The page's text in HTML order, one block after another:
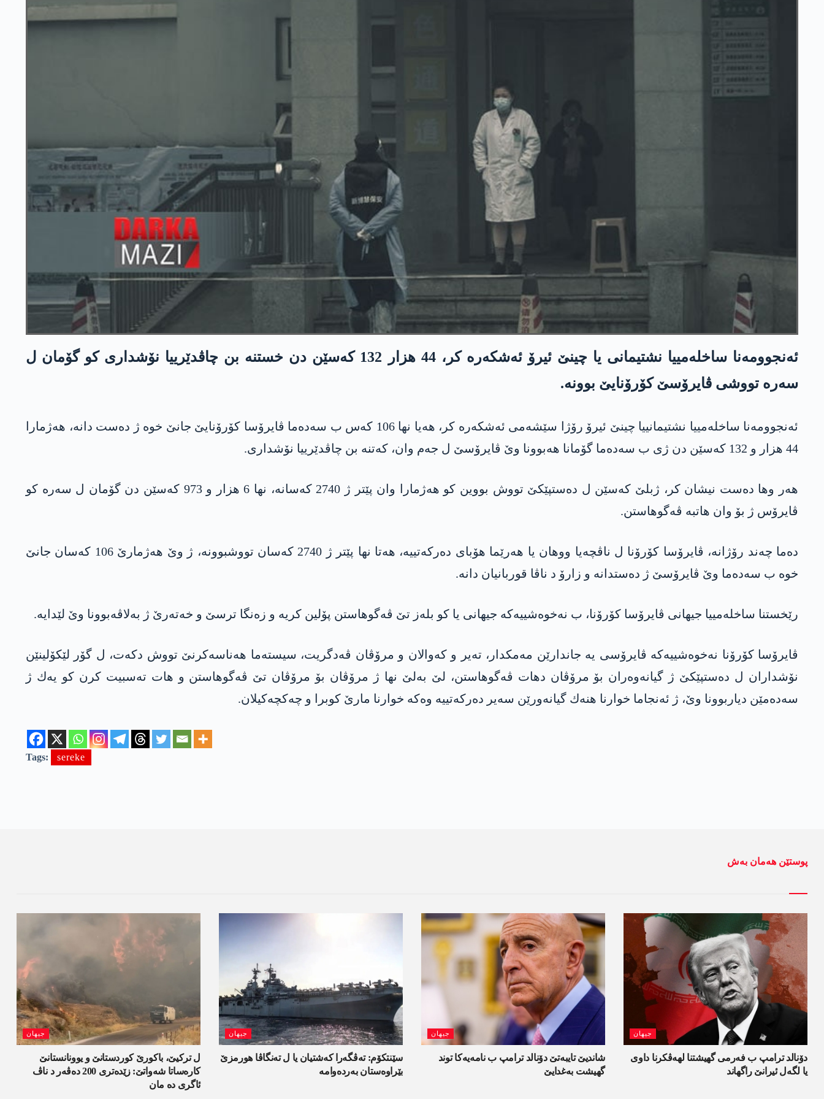
ئه‌نجوومه‌نا ساخله‌مییا نشتیمانی یا چینێ ئیرۆ ئه‌شكه‌ره‌ كر، 44 هزار 132 كه‌سێن دن خستنه‌ بن چاڤدێرییا نۆشداری كو گۆمان ل
سه‌ره‌ تووشی ڤایرۆسێ كۆرۆنایێ بوونه‌.
ئه‌نجوومه‌نا ساخله‌مییا نشتیمانییا چینێ ئیرۆ رۆژا سێشه‌می ئه‌شكه‌ره‌ كر، هه‌یا نها 106 كه‌س ب سه‌ده‌ما ڤایرۆسا كۆرۆنایێ جانێ خوه‌ ژ ده‌ست دانه‌، هه‌ژمارا
44 هزار و 132 كه‌سێن دن ژی ب سه‌ده‌ما گۆمانا هه‌بوونا وێ ڤایرۆسێ ل جه‌م وان، كه‌تنه‌ بن چاڤدێرییا نۆشداری.
هه‌ر وها ده‌ست نیشان كر، ژبلێ كه‌سێن ل ده‌ستپێكێ تووش بووین كو هه‌ژمارا وان پێتر ژ 2740 كه‌سانه‌، نها 6 هزار و 973 كه‌سێن دن گۆمان ل سه‌ره‌ كو
ڤایرۆس ژ بۆ وان هاتبه‌ ڤه‌گوهاستن.
ده‌ما چه‌ند رۆژانه‌، ڤایرۆسا كۆرۆنا ل ناڤچه‌یا ووهان یا هه‌رێما هۆبای ده‌ركه‌تییه‌، هه‌تا نها پێتر ژ 2740 كه‌سان تووشبوونه‌، ژ وێ هه‌ژمارێ 106 كه‌سان جانێ
خوه‌ ب سه‌ده‌ما وێ ڤایرۆسێ ژ ده‌ستدانه‌ و زارۆ د ناڤا قوربانیان دانه‌.
رێخستنا ساخله‌مییا جیهانی ڤایرۆسا كۆرۆنا، ب نه‌خوه‌شییه‌كه‌ جیهانی یا كو بله‌ز تێ ڤه‌گوهاستن پۆلین كریه‌ و زه‌نگا ترسێ و خه‌ته‌رێ ژ به‌لاڤه‌بوونا وێ لێدایه‌.
ڤایرۆسا كۆرۆنا نه‌خوه‌شییه‌كه‌ ڤایرۆسی یه‌ جاندارێن مه‌مكدار، ته‌یر و كه‌والان و مرۆڤان ڤه‌دگریت، سیسته‌ما هه‌ناسه‌كرنێ تووش دكه‌ت، ل گۆر لێكۆلینێن
نۆشداران ل ده‌ستپێكێ ژ گیانه‌وه‌ران بۆ مرۆڤان دهات ڤه‌گوهاستن، لێ به‌لێ نها ژ مرۆڤان بۆ مرۆڤان تێ ڤه‌گوهاستن و هات ته‌سبیت كرن كو یه‌ك ژ
سه‌ده‌مێن دیاربوونا وێ، ژ ئه‌نجاما خوارنا هنه‌ك گیانه‌ورێن سه‌یر ده‌ركه‌تییه‌ وه‌كه‌ خوارنا مارێ كوبرا و چه‌كچه‌كیلان.
Tags: sereke
پوستێن ھەمان بەش
جیھان
ل ترکیێ، باکورێ کوردستانێ و یوونانستانێ
کارەساتا شەواتێ: زێدەتری 200 دەڤەر د ناڤ
ئاگری دە مان
جیھان
سێنتکۆم: تەڤگەرا کەشتیان یا ل تەنگاڤا ھورمزێ
بێراوەستان بەردەوامە
جیھان
شاندیێ تایبەتێ دۆنالد ترامپ ب نامەیەکا توند
گھیشت بەغدایێ
جیھان
دۆنالد ترامپ ب فەرمی گھیشتنا لھەڤکرنا داوی
یا لگەل ئیرانێ راگھاند